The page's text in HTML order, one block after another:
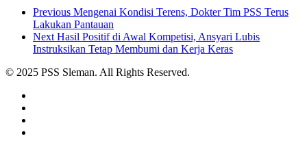
Previous Mengenai Kondisi Terens, Dokter Tim PSS Terus
Lakukan Pantauan
Next Hasil Positif di Awal Kompetisi, Ansyari Lubis
Instruksikan Tetap Membumi dan Kerja Keras
© 2025 PSS Sleman. All Rights Reserved.